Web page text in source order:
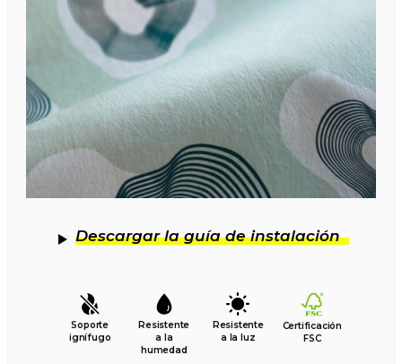
Descargar la guía de instalación
Soporte
ignífugo
Resistente
a la
humedad
Resistente
a la luz
Certificación
FSC